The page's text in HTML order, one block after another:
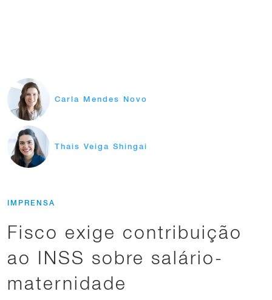
Carla Mendes Novo
Thais Veiga Shingai
IMPRENSA
Fisco exige contribuição
ao INSS sobre salário-
maternidade